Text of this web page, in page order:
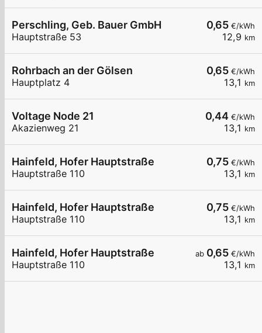
0,65 €/kWh
12,9 km
Perschling, Geb. Bauer GmbH
Hauptstraße 53
0,65 €/kWh
13,1 km
Rohrbach an der Gölsen
Hauptplatz 4
0,44 €/kWh
13,1 km
Voltage Node 21
Akazienweg 21
0,75 €/kWh
13,1 km
Hainfeld, Hofer Hauptstraße
Hauptstraße 110
0,75 €/kWh
13,1 km
Hainfeld, Hofer Hauptstraße
Hauptstraße 110
ab 0,65 €/kWh
13,1 km
Hainfeld, Hofer Hauptstraße
Hauptstraße 110